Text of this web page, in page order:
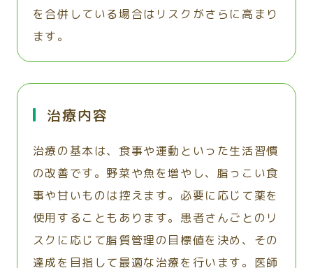
を合併している場合はリスクがさらに高まり
ます。
治療内容
治療の基本は、食事や運動といった生活習慣
の改善です。野菜や魚を増やし、脂っこい食
事や甘いものは控えます。必要に応じて薬を
使用することもあります。患者さんごとのリ
スクに応じて脂質管理の目標値を決め、その
達成を目指して最適な治療を行います。医師